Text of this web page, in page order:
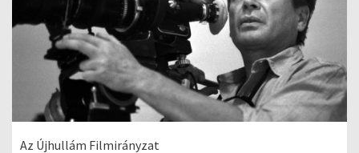
Az Újhullám Filmirányzat